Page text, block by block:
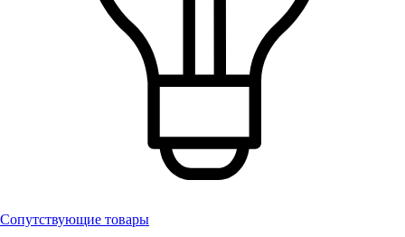
Сопутствующие товары